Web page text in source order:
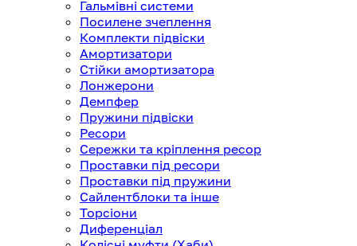
Гальмівні системи
Посилене зчеплення
Комплекти підвіски
Амортизатори
Стійки амортизатора
Лонжерони
Демпфер
Пружини підвіски
Ресори
Сережки та кріплення ресор
Проставки під ресори
Проставки під пружини
Сайлентблоки та інше
Торсіони
Диференціал